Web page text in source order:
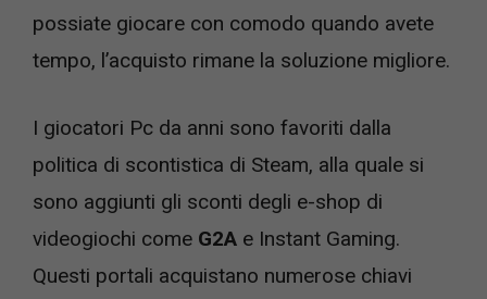
possiate giocare con comodo quando avete
tempo, l’acquisto rimane la soluzione migliore.
I giocatori Pc da anni sono favoriti dalla
politica di scontistica di Steam, alla quale si
sono aggiunti gli sconti degli e-shop di
videogiochi come G2A e Instant Gaming.
Questi portali acquistano numerose chiavi